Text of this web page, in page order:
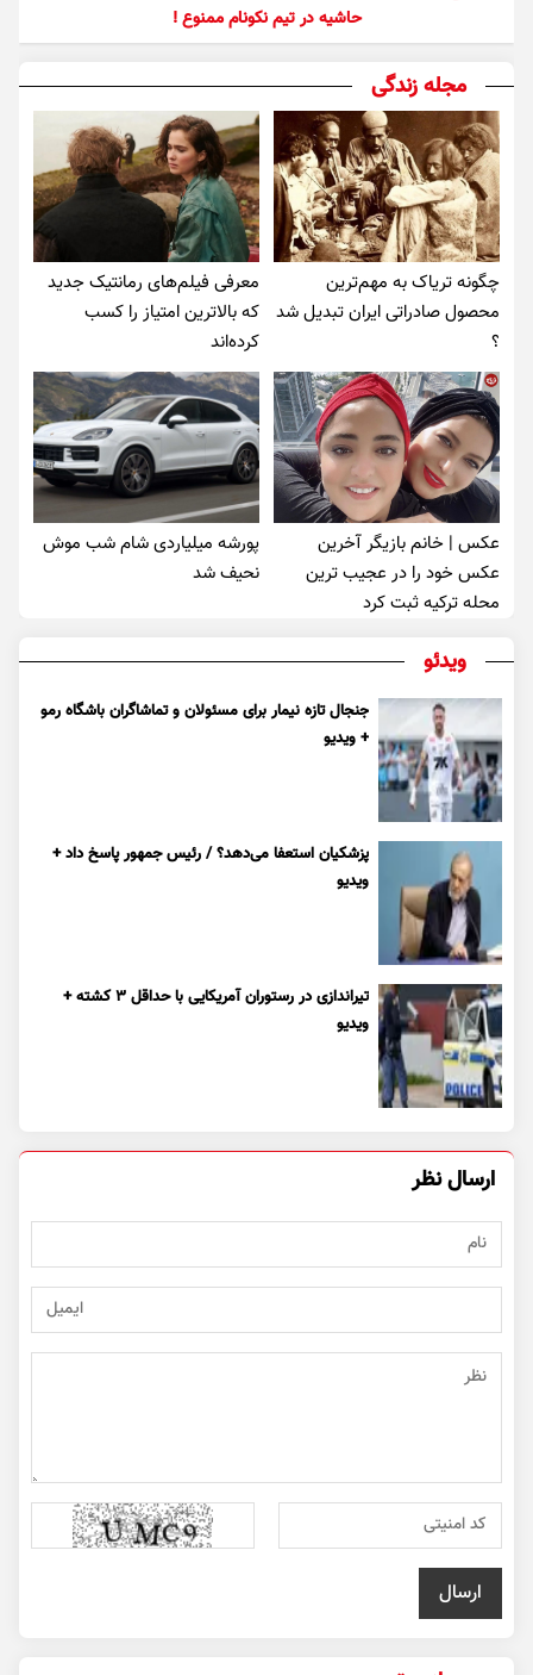
حاشیه در تیم نکونام ممنوع !
مجله زندگی
چگونه تریاک به مهم‌ترین
محصول صادراتی ایران تبدیل شد
؟
معرفی فیلم‌های رمانتیک جدید
که بالاترین امتیاز را کسب
کرده‌اند
عکس | خانم بازیگر آخرین
عکس خود را در عجیب ترین
محله ترکیه ثبت کرد
پورشه میلیاردی شام شب موش‌
نحیف شد
ویدئو
جنجال تازه نیمار برای مسئولان و تماشاگران باشگاه رمو
+ ویدیو
پزشکیان استعفا می‌دهد؟ / رئیس جمهور پاسخ داد +
ویدیو
تیراندازی در رستوران آمریکایی با حداقل ۳ کشته +
ویدیو
ارسال نظر